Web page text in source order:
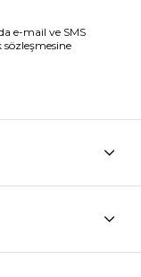
e-mail ve SMS